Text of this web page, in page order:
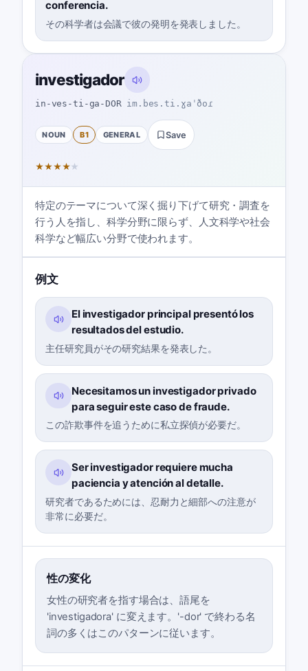
conferencia.
その科学者は会議で彼の発明を発表しました。
investigador
in-ves-ti-ga-DOR im.bes.ti.ɣaˈðoɾ
NOUN B1 GENERAL Save
★★★★★
特定のテーマについて深く掘り下げて研究・調査を
行う人を指し、科学分野に限らず、人文科学や社会
科学など幅広い分野で使われます。
例文
El investigador principal presentó los
resultados del estudio.
主任研究員がその研究結果を発表した。
Necesitamos un investigador privado
para seguir este caso de fraude.
この詐欺事件を追うために私立探偵が必要だ。
Ser investigador requiere mucha
paciencia y atención al detalle.
研究者であるためには、忍耐力と細部への注意が
非常に必要だ。
性の変化
女性の研究者を指す場合は、語尾を
'investigadora' に変えます。'-dor' で終わる名
詞の多くはこのパターンに従います。